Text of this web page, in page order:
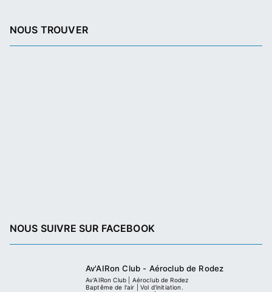
NOUS TROUVER
NOUS SUIVRE SUR FACEBOOK
Av'AIRon Club - Aéroclub de Rodez
Av'AIRon Club | Aéroclub de Rodez
Baptême de l'air | Vol d'initiation.